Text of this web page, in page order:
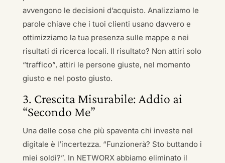
avvengono le decisioni d’acquisto. Analizziamo le
parole chiave che i tuoi clienti usano davvero e
ottimizziamo la tua presenza sulle mappe e nei
risultati di ricerca locali. Il risultato? Non attiri solo
“traffico”, attiri le persone giuste, nel momento
giusto e nel posto giusto.
3. Crescita Misurabile: Addio ai
“Secondo Me”
Una delle cose che più spaventa chi investe nel
digitale è l’incertezza. “Funzionerà? Sto buttando i
miei soldi?”. In NETWORX abbiamo eliminato il